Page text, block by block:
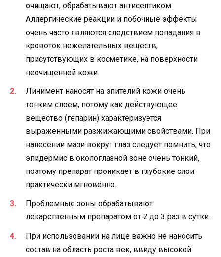
очищают, обрабатывают антисептиком.
Аллергические реакции и побочные эффекты
очень часто являются следствием попадания в
кровоток нежелательных веществ,
присутствующих в косметике, на поверхности
неочищенной кожи.
Линимент наносят на эпителий кожи очень
тонким слоем, потому как действующее
вещество (гепарин) характеризуется
выраженными разжижающими свойствами. При
нанесении мази вокруг глаз следует помнить, что
эпидермис в окологлазной зоне очень тонкий,
поэтому препарат проникает в глубокие слои
практически мгновенно.
Проблемные зоны обрабатывают
лекарственным препаратом от 2 до 3 раз в сутки.
При использовании на лице важно не наносить
состав на область роста век, ввиду высокой